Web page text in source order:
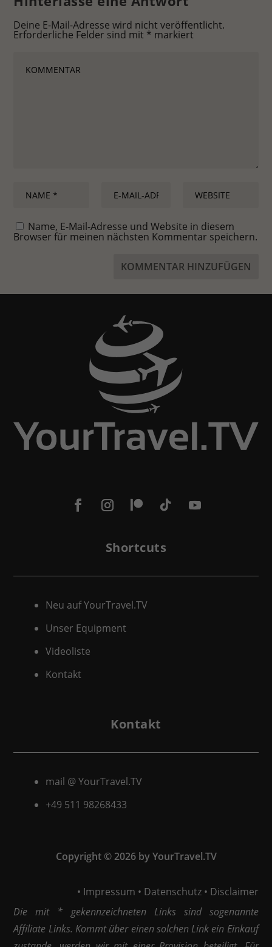
Deine E-Mail-Adresse wird nicht veröffentlicht.
Erforderliche Felder sind mit * markiert
Name, E-Mail-Adresse und Website in diesem
Browser für meinen nächsten Kommentar speichern.
Shortcuts
Neu auf YourTravel.TV
Unser Equipment
Videoliste
Kontakt
Kontakt
mail @ YourTravel.TV
+49 511 98268433
Copyright © 2026 by YourTravel.TV
• Impressum • Datenschutz• Disclaimer
Die mit * gekennzeichneten Links sind sogenannte
Affiliate Links. Kommt über einen solchen Link ein Einkauf